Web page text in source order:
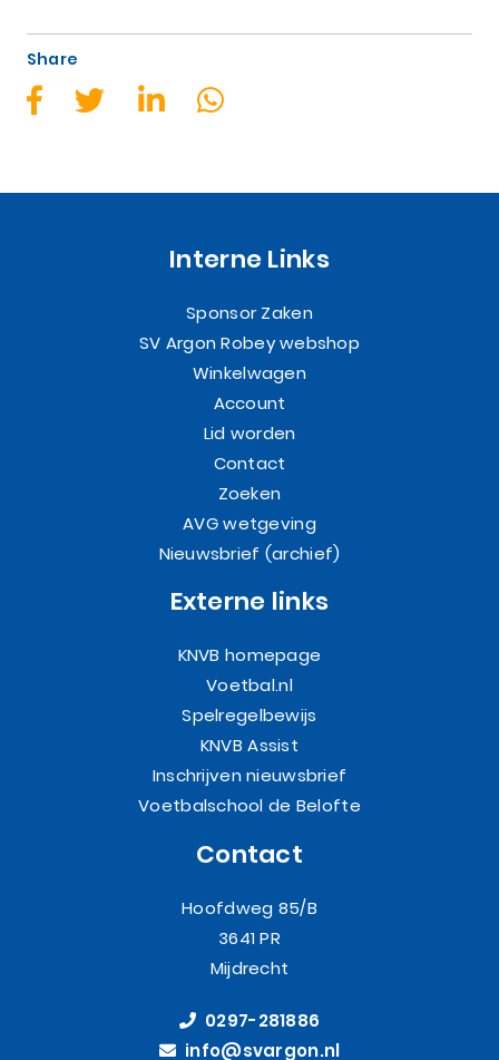
Share
Interne Links
Sponsor Zaken
SV Argon Robey webshop
Winkelwagen
Account
Lid worden
Contact
Zoeken
AVG wetgeving
Nieuwsbrief (archief)
Externe links
KNVB homepage
Voetbal.nl
Spelregelbewijs
KNVB Assist
Inschrijven nieuwsbrief
Voetbalschool de Belofte
Contact
Hoofdweg 85/B
3641 PR
Mijdrecht
0297-281886
info@svargon.nl